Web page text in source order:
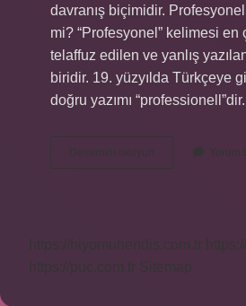
davranış biçimidir.
mi? “Profesyonel” kelimesi en
telaffuz edilen ve yanlış
biridir. 19. yüzyılda Türkçeye
doğru yazımı
Profesyonel
Yorum
https://biyomuhendis.com.tr
Sitemap